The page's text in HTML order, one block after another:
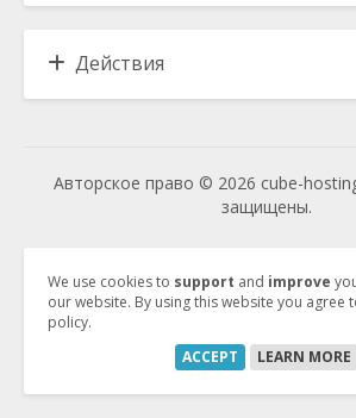
Действия
Авторское право © 2026 cube-
защищены.
Vertrag kündigen
We use cookies to support and improve
our website. By using this website you agree
policy.
ACCEPT
LEARN MORE